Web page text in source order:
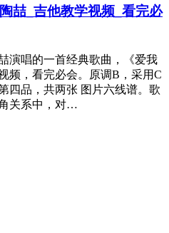
喆_吉他教学视频_看完必
演唱的一首经典歌曲，《爱我
频，看完必会。原调B，采用C
四品，共两张 图片六线谱。歌
关系中，对…